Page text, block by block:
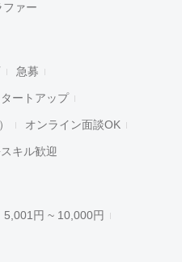
ファー
急募
タートアップ
オンライン面談OK
キル歓迎
5,001円 ~ 10,000円